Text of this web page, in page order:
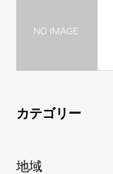
カテゴリー
地域